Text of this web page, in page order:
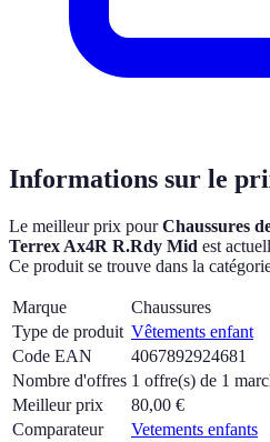
Informations sur le
Le meilleur prix pourChaussures
Terrex Ax4R R.Rdy Mid est
Ce produit se trouve dans la
Marque
Chaussures
Type de produit Vêtements enfant
Code EAN
4067892924681
Nombre d'offres 1 offre(s) de 1
Meilleur prix
80,00 €
Comparateur
Vetements enfants